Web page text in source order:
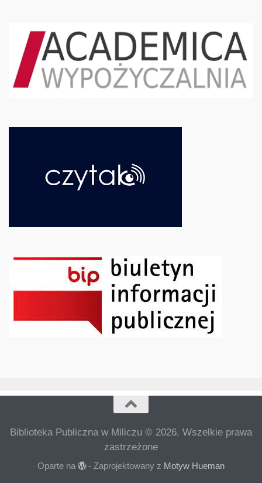
Biblioteka Publiczna w Miliczu © 2026. Wszelkie prawa
zastrzeżone
Oparte na - Zaprojektowany z Motyw Hueman